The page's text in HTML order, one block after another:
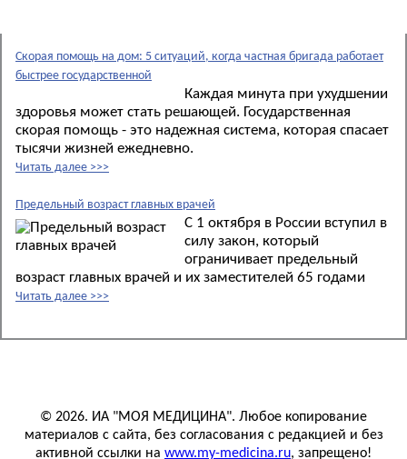
Скорая помощь на дом: 5 ситуаций, когда частная бригада работает
быстрее государственной
Каждая минута при ухудшении
здоровья может стать решающей. Государственная
скорая помощь - это надежная система, которая спасает
тысячи жизней ежедневно.
Читать далее >>>
Предельный возраст главных врачей
С 1 октября в России вступил в
силу закон, который
ограничивает предельный
возраст главных врачей и их заместителей 65 годами
Читать далее >>>
© 2026. ИА "МОЯ МЕДИЦИНА". Любое копирование
материалов с сайта, без согласования с редакцией и без
активной ссылки на www.my-medicina.ru, запрещено!